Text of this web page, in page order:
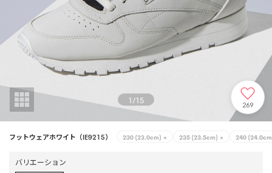
1/15 269
フットウェアホワイト（IE9215） 230 (23.0cm) × 235 (23.5cm) × 240
バリエーション